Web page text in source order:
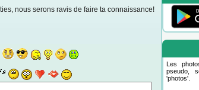
nous serons ravis de faire ta connaissance!
Les
pseudo,
'photos'.